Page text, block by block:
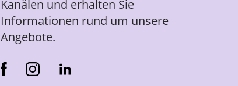
Kanälen und erhalten Sie
Informationen rund um unsere
Angebote.